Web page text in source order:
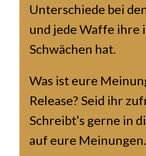
Unterschiede bei
und jede Waffe ihre
Schwächen hat.
Was ist eure
Release? Seid ihr
Schreibt’s gerne in
auf eure Meinungen.